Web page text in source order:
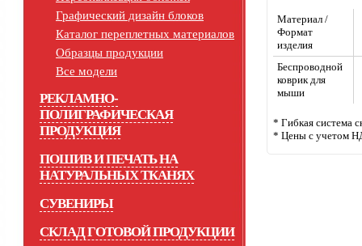
Графический дизайн блоков
Каталог переплетных материалов
Образцы продукции
Все модели
РЕКЛАМНО-
ПОЛИГРАФИЧЕСКАЯ
ПРОДУКЦИЯ
ПОШИВ И ПЕЧАТЬ НА
НАТУРАЛЬНЫХ ТКАНЯХ
СУВЕНИРЫ
СКЛАД ГОТОВОЙ ПРОДУКЦИИ
Материал /
Формат
изделия
Беспроводной
коврик для
мыши
* Гибкая система
* Цены с учетом